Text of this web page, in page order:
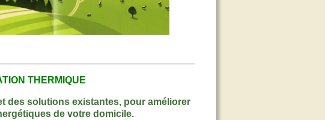
THERMIQUE
des solutions existantes, pour améliorer
de votre domicile.